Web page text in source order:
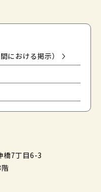
橋7丁目6-3
における掲示）